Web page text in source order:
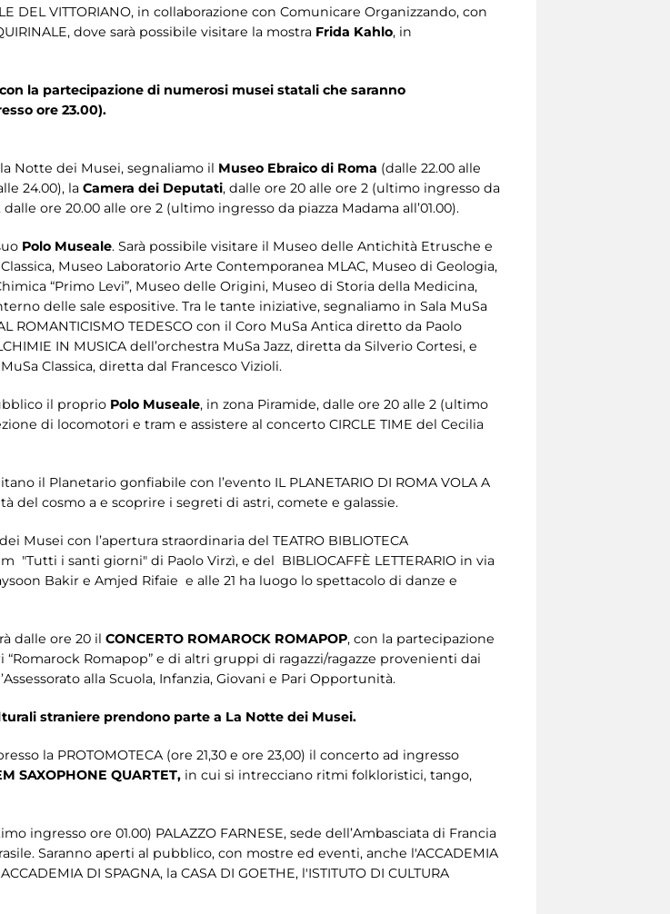
DEL VITTORIANO, in collaborazione con Comunicare Organizzando, con
dove sarà possibile visitare la mostra Frida Kahlo, in
la partecipazione di numerosi musei statali che saranno
ore 23.00).
Notte dei Musei, segnaliamo il Museo Ebraico di Roma (dalle 22.00 alle
24.00), la Camera dei Deputati, dalle ore 20 alle ore 2 (ultimo ingresso da
dalle ore 20.00 alle ore 2 (ultimo ingresso da piazza Madama all’01.00).
Polo Museale. Sarà possibile visitare il Museo delle Antichità Etrusche e
Museo Laboratorio Arte Contemporanea MLAC, Museo di Geologia,
“Primo Levi”, Museo delle Origini, Museo di Storia della Medicina,
delle sale espositive. Tra le tante iniziative, segnaliamo in Sala MuSa
ROMANTICISMO TEDESCO con il Coro MuSa Antica diretto da Paolo
IN MUSICA dell’orchestra MuSa Jazz, diretta da Silverio Cortesi, e
Classica, diretta dal Francesco Vizioli.
il proprio Polo Museale, in zona Piramide, dalle ore 20 alle 2 (ultimo
di locomotori e tram e assistere al concerto CIRCLE TIME del Cecilia
il Planetario gonfiabile con l’evento IL PLANETARIO DI ROMA VOLA A
del cosmo a e scoprire i segreti di astri, comete e galassie.
Musei con l’apertura straordinaria del TEATRO BIBLIOTECA
"Tutti i santi giorni" di Paolo Virzì, e del BIBLIOCAFFÈ LETTERARIO in via
Bakir e Amjed Rifaie e alle 21 ha luogo lo spettacolo di danze e
dalle ore 20 il CONCERTO ROMAROCK ROMAPOP, con la partecipazione
Romapop” e di altri gruppi di ragazzi/ragazze provenienti dai
alla Scuola, Infanzia, Giovani e Pari Opportunità.
straniere prendono parte a La Notte dei Musei.
la PROTOMOTECA (ore 21,30 e ore 23,00) il concerto ad ingresso
SAXOPHONE QUARTET, in cui si intrecciano ritmi folkloristici, tango,
ingresso ore 01.00) PALAZZO FARNESE, sede dell’Ambasciata di Francia
Saranno aperti al pubblico, con mostre ed eventi, anche l'ACCADEMIA
DI SPAGNA, la CASA DI GOETHE, l'ISTITUTO DI CULTURA